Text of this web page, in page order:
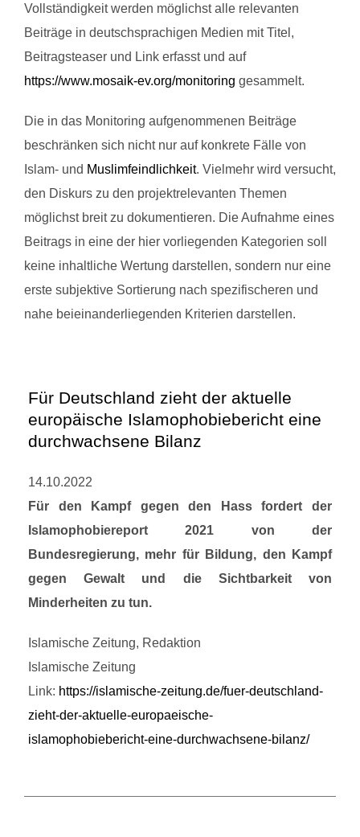
Vollständigkeit werden möglichst alle relevanten
Beiträge in deutschsprachigen Medien mit Titel,
Beitragsteaser und Link erfasst und auf
https://www.mosaik-ev.org/monitoring gesammelt.
Die in das Monitoring aufgenommenen Beiträge
beschränken sich nicht nur auf konkrete Fälle von
Islam- und Muslimfeindlichkeit. Vielmehr wird versucht,
den Diskurs zu den projektrelevanten Themen
möglichst breit zu dokumentieren. Die Aufnahme eines
Beitrags in eine der hier vorliegenden Kategorien soll
keine inhaltliche Wertung darstellen, sondern nur eine
erste subjektive Sortierung nach spezifischeren und
nahe beieinanderliegenden Kriterien darstellen.
Für Deutschland zieht der aktuelle
europäische Islamophobiebericht eine
durchwachsene Bilanz
14.10.2022
Für den Kampf gegen den Hass fordert der
Islamophobiereport 2021 von der
Bundesregierung, mehr für Bildung, den Kampf
gegen Gewalt und die Sichtbarkeit von
Minderheiten zu tun.
Islamische Zeitung, Redaktion
Islamische Zeitung
Link: https://islamische-zeitung.de/fuer-deutschland-
zieht-der-aktuelle-europaeische-
islamophobiebericht-eine-durchwachsene-bilanz/